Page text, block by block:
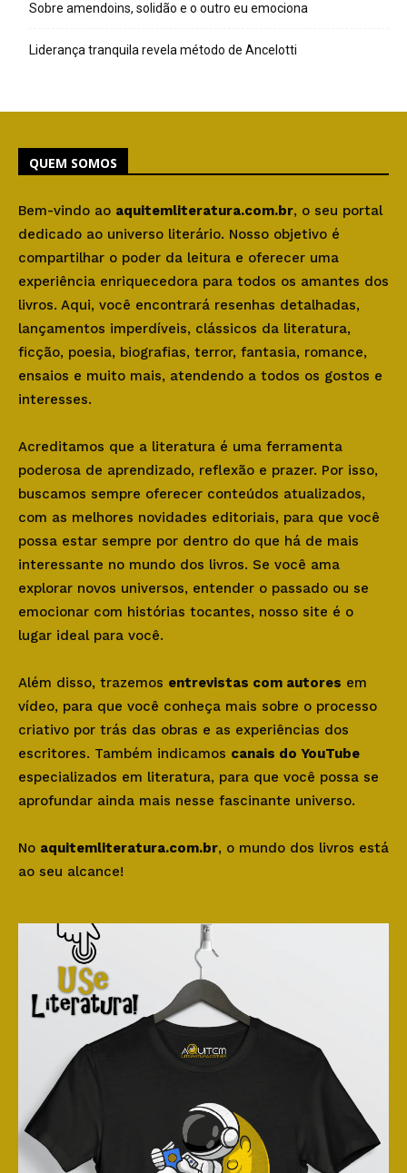
Sobre amendoins, solidão e o outro eu emociona
Liderança tranquila revela método de Ancelotti
QUEM SOMOS
Bem-vindo ao aquitemliteratura.com.br, o seu portal
dedicado ao universo literário. Nosso objetivo é
compartilhar o poder da leitura e oferecer uma
experiência enriquecedora para todos os amantes dos
livros. Aqui, você encontrará resenhas detalhadas,
lançamentos imperdíveis, clássicos da literatura,
ficção, poesia, biografias, terror, fantasia, romance,
ensaios e muito mais, atendendo a todos os gostos e
interesses.
Acreditamos que a literatura é uma ferramenta
poderosa de aprendizado, reflexão e prazer. Por isso,
buscamos sempre oferecer conteúdos atualizados,
com as melhores novidades editoriais, para que você
possa estar sempre por dentro do que há de mais
interessante no mundo dos livros. Se você ama
explorar novos universos, entender o passado ou se
emocionar com histórias tocantes, nosso site é o
lugar ideal para você.
Além disso, trazemos entrevistas com autores em
vídeo, para que você conheça mais sobre o processo
criativo por trás das obras e as experiências dos
escritores. Também indicamos canais do YouTube
especializados em literatura, para que você possa se
aprofundar ainda mais nesse fascinante universo.
No aquitemliteratura.com.br, o mundo dos livros está
ao seu alcance!